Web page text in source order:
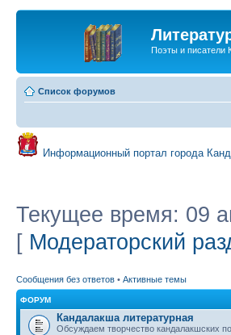
Поэты и писатели
Список форумов
Информационный портал города
Текущее время: 09
[ Модераторский
Сообщения без ответов • Активные темы
ФОРУМ
Кандалакша литературная
Обсуждаем творчество кандалакшских